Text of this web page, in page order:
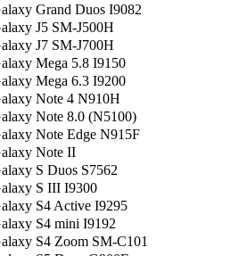
Grand Duos I9082
J5 SM-J500H
J7 SM-J700H
Mega 5.8 I9150
Mega 6.3 I9200
Note 4 N910H
Note 8.0 (N5100)
Note Edge N915F
Note II
S Duos S7562
S III I9300
S4 Active I9295
S4 mini I9192
S4 Zoom SM-C101